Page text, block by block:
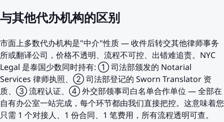
与其他代办机构的区别
市面上多数代办机构是"中介"性质 — 收件后转交其他律师事务
所或翻译公司，价格不透明、流程不可控、出错难追责。NYC
Legal 是泰国少数同时持有: ① 司法部颁发的 Notarial
Services 律师执照、② 司法部登记的 Sworn Translator 资
质、③ 流程认证、④ 外交部领事司白名单合作单位 — 全部在
自有办公室一站完成，每个环节都由我们直接把控。这意味着您
只需 1 个对接人、1 份合同、1 笔费用，所有流程透明可查。